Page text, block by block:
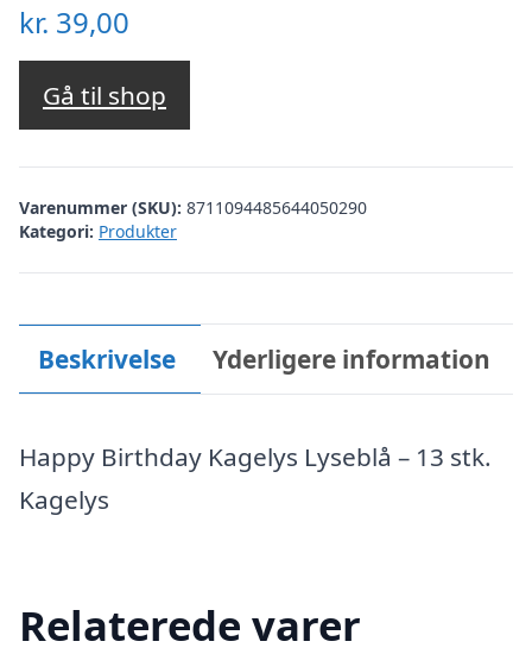
kr. 39,00
Gå til shop
Varenummer (SKU): 8711094485644050290
Kategori: Produkter
Beskrivelse Yderligere information
Happy Birthday Kagelys Lyseblå – 13 stk.
Kagelys
Relaterede varer